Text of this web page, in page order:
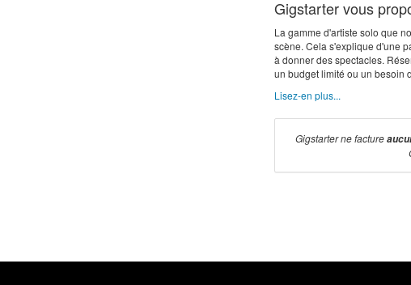
Gigstarter vous
La gamme d'artiste solo que
scène. Cela s'explique d'une
à donner des spectacles.
un budget limité ou un besoin
Lisez-en plus...
Gigstarter ne facture